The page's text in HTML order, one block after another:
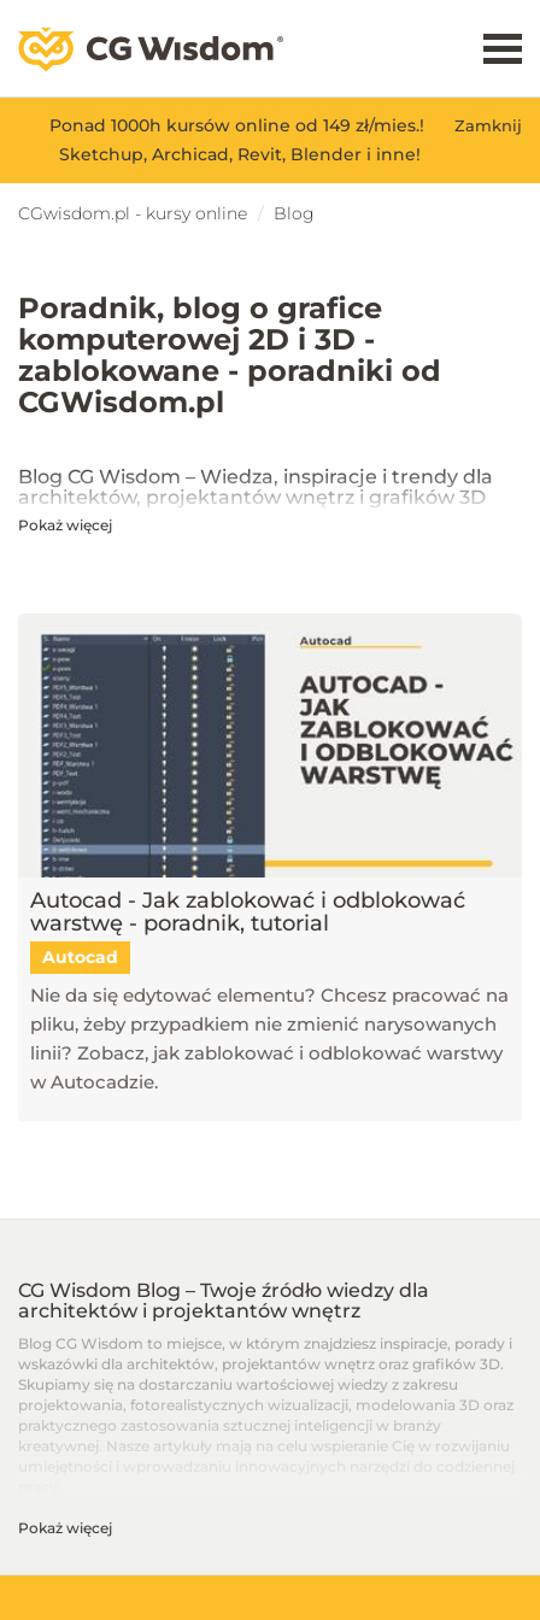
Zamknij
Ponad 1000h kursów online od 149 zł/mies.!
Sketchup, Archicad, Revit, Blender i inne!
CGwisdom.pl - kursy online Blog
Poradnik, blog o grafice
komputerowej 2D i 3D -
zablokowane - poradniki od
CGWisdom.pl
Blog CG Wisdom – Wiedza, inspiracje i trendy dla
architektów, projektantów wnętrz i grafików 3D
Na blogu CG Wisdom znajdziesz praktyczne porady, inspiracje oraz
Dowiesz się również, jak sztuczna inteligencja zmienia pracę
projektantów, jakie są najlepsze praktyki w renderingu oraz jak
optymalizować proces projektowy. Śledź nasz blog, aby pozostać na
bieżąco z technologią i rozwijać swoje umiejętności w projektowaniu
przestrzeni i wizualizacji 3D!
Pokaż więcej
Autocad - Jak zablokować i odblokować
warstwę - poradnik, tutorial
Autocad
Nie da się edytować elementu? Chcesz pracować na
pliku, żeby przypadkiem nie zmienić narysowanych
linii? Zobacz, jak zablokować i odblokować warstwy
w Autocadzie.
CG Wisdom Blog – Twoje źródło wiedzy dla
architektów i projektantów wnętrz
Blog CG Wisdom to miejsce, w którym znajdziesz inspiracje, porady i
wskazówki dla architektów, projektantów wnętrz oraz grafików 3D.
Skupiamy się na dostarczaniu wartościowej wiedzy z zakresu
projektowania, fotorealistycznych wizualizacji, modelowania 3D oraz
praktycznego zastosowania sztucznej inteligencji w branży
kreatywnej. Nasze artykuły mają na celu wspieranie Cię w rozwijaniu
Artykuły dla architektów i projektantów wnętrz –
Pokaż więcej